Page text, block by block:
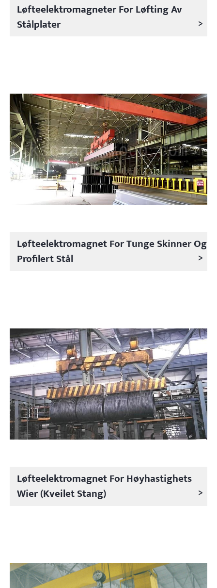
Løfteelektromagneter For Løfting Av
Stålplater
>
Løfteelektromagnet For Tunge Skinner Og
Profilert Stål
>
Løfteelektromagnet For Høyhastighets
Wier (kveilet Stang)
>